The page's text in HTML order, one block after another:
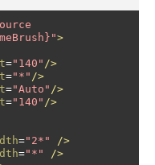
>
="140" />
="*" />
="Auto" />
="140" />
="2*"
/>
="*"
/>